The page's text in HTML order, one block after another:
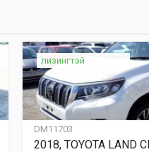
DM11703
лизингтэй
2018, TOYOTA LAND